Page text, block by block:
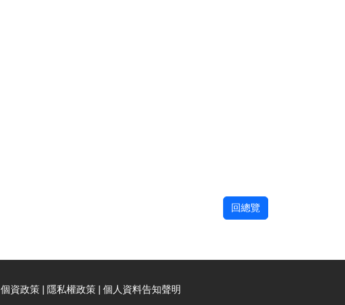
回總覽
個資政策 | 隱私權政策 | 個人資料告知聲明